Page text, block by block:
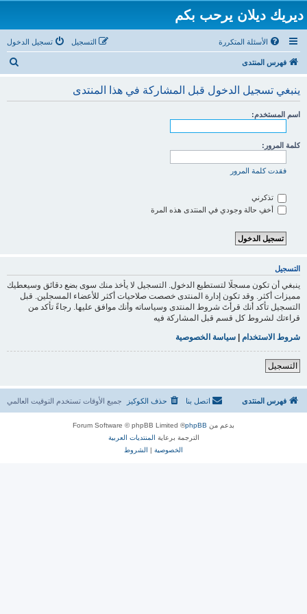
ديريك ديلان يرحب بكم
الأسئلة المتكررة تسجيل الدخول التسجيل
فهرس المنتدى
ينبغي تسجيل الدخول قبل المشاركة في هذا المنتدى
اسم المستخدم:
كلمة المرور:
فقدت كلمة المرور
تذكرني
أخفِ حالة وجودي في المنتدى هذه المرة
التسجيل
ينبغي أن تكون مسجلًا لتستطيع الدخول. التسجيل لا يأخذ منك سوى بضع دقائق وسيعطيك
مميزات أكثر. وقد تكون إدارة المنتدى خصصت صلاحيات أكثر للأعضاء المسجلين. قبل
التسجيل تأكد أنك قرأتَ شروط المنتدى وسياساته وأنك موافق عليها. رجاءً تأكد من
قراءتك لشروط كل قسم قبل المشاركة فيه
شروط الاستخدام | سياسة الخصوصية
التسجيل
فهرس المنتدى جميع الأوقات تستخدم التوقيت العالمي حذف الكوكيز اتصل بنا
بدعم من phpBB
® Forum Software © phpBB Limited
الترجمة برعاية المنتديات العربية
الخصوصية | الشروط